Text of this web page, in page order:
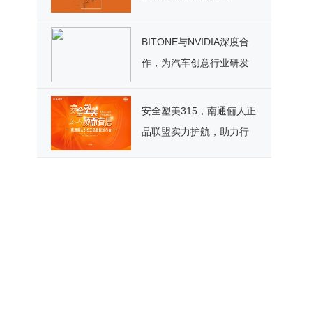
BITONE与NVIDIA深度合
作，为汽车创意行业研发
安全塑美315，南通俪人正
品联盟实力护航，助力行